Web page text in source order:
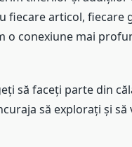
fiecare articol, fiecare
o conexiune mai
să faceți parte din
să explorați și